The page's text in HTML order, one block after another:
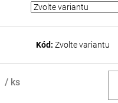
Kód: Zvolte variantu
/ ks